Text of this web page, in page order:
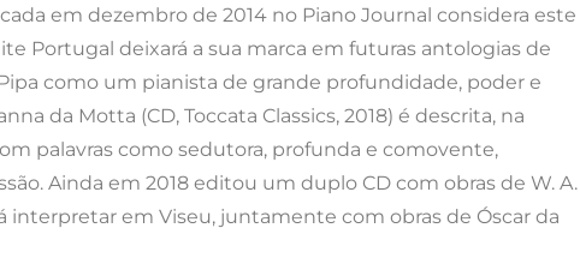
em dezembro de 2014 no Piano Journal considera este
Portugal deixará a sua marca em futuras antologias de
como um pianista de grande profundidade, poder e
da Motta (CD, Toccata Classics, 2018) é descrita, na
palavras como sedutora, profunda e comovente,
Ainda em 2018 editou um duplo CD com obras de W. A.
interpretar em Viseu, juntamente com obras de Óscar da